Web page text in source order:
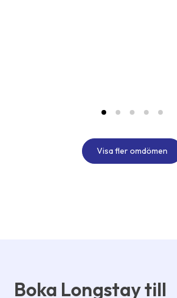
Visa fler omdömen
Boka Longstay till